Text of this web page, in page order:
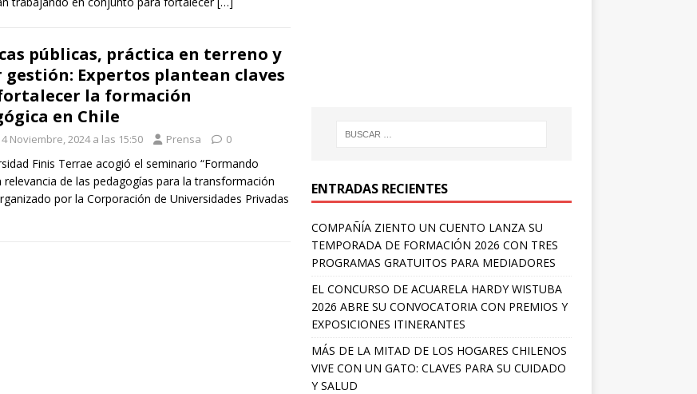
públicas, práctica en terreno y
gestión: Expertos plantean claves
la formación
en Chile
Noviembre, 2024 a las 15:50 Prensa 0
Finis Terrae acogió el seminario “Formando
relevancia de las pedagogías para la transformación
por la Corporación de Universidades Privadas
ENTRADAS RECIENTES
COMPAÑÍA ZIENTO UN CUENTO LANZA SU
TEMPORADA DE FORMACIÓN 2026 CON TRES
PROGRAMAS GRATUITOS PARA MEDIADORES
EL CONCURSO DE ACUARELA HARDY WISTUBA
2026 ABRE SU CONVOCATORIA CON PREMIOS Y
EXPOSICIONES ITINERANTES
MÁS DE LA MITAD DE LOS HOGARES CHILENOS
VIVE CON UN GATO: CLAVES PARA SU CUIDADO
Y SALUD